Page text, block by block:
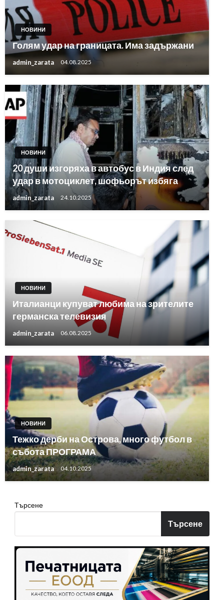
НОВИНИ
Голям удар на границата. Има задържани
admin_zarata 04.08.2025
НОВИНИ
20 души изгоряха в автобус в Индия след
удар в мотоциклет, шофьорът избяга
admin_zarata 24.10.2025
НОВИНИ
Италианци купуват любима на зрителите
германска телевизия
admin_zarata 06.08.2025
НОВИНИ
Тежко дерби на Острова, много футбол в
събота ПРОГРАМА
admin_zarata 04.10.2025
Търсене
Търсене